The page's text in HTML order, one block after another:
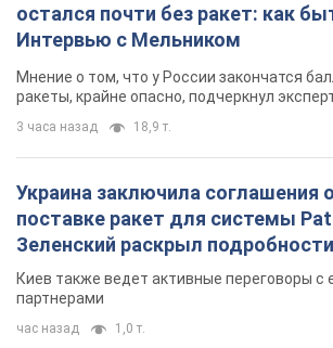
остался почти без ракет: как
Интервью с Мельником
Мнение о том, что у России закончатся
ракеты, крайне опасно, подчеркнул
3 часа назад 18,9 т.
Украина заключила соглашения
поставке ракет для системы
Зеленский раскрыл подробности
Киев также ведет активные переговоры с
партнерами
час назад 1,0 т.